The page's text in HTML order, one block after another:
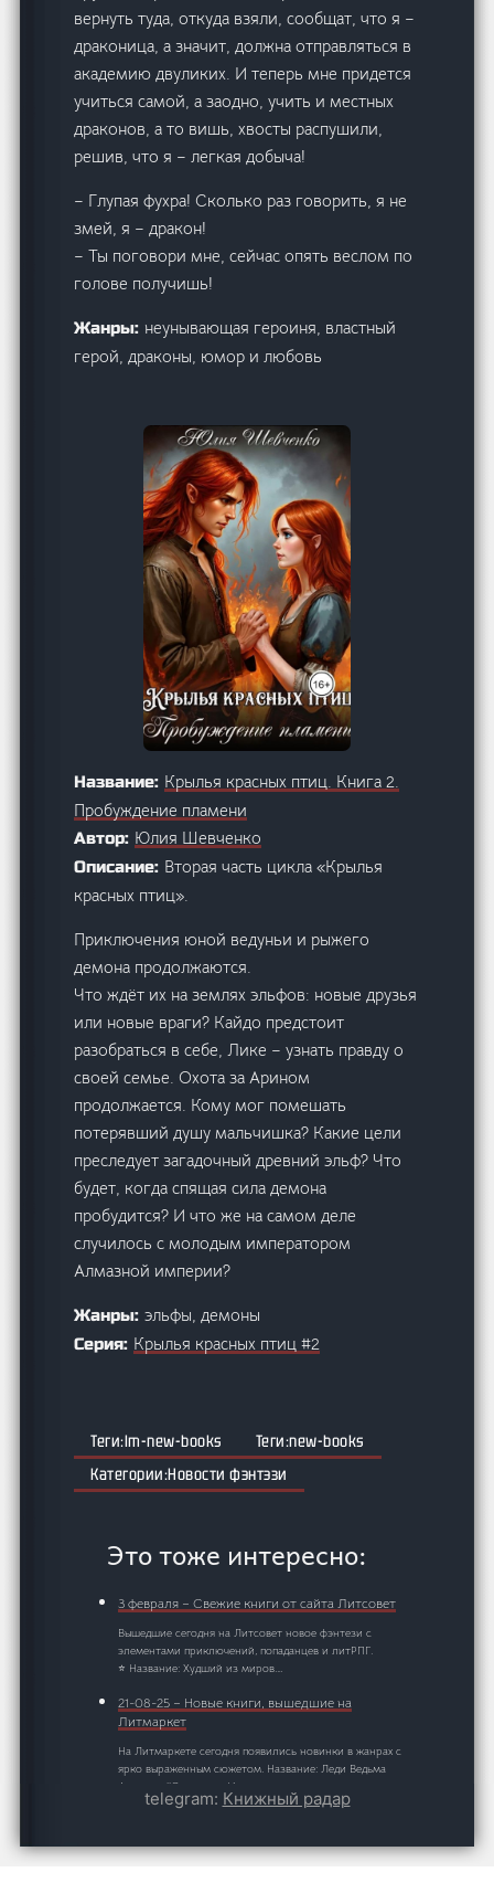
вернуть туда, откуда взяли, сообщат, что я –
драконица, а значит, должна отправляться в
академию двуликих. И теперь мне придется
учиться самой, а заодно, учить и местных
драконов, а то вишь, хвосты распушили,
решив, что я – легкая добыча!
– Глупая фухра! Сколько раз говорить, я не
змей, я – дракон!
– Ты поговори мне, сейчас опять веслом по
голове получишь!
Жанры:неунывающая героиня, властный
герой, драконы, юмор и любовь
Название: Крылья красных птиц. Книга 2.
Пробуждение пламени
Автор: Юлия Шевченко
Описание: Вторая часть цикла «Крылья
красных птиц».
Приключения юной ведуньи и рыжего
демона продолжаются.
Что ждёт их на землях эльфов: новые друзья
или новые враги? Кайдо предстоит
разобраться в себе, Лике – узнать правду о
своей семье. Охота за Арином
продолжается. Кому мог помешать
потерявший душу мальчишка? Какие цели
преследует загадочный древний эльф? Что
будет, когда спящая сила демона
пробудится? И что же на самом деле
случилось с молодым императором
Алмазной империи?
Жанры:эльфы, демоны
Серия: Крылья красных птиц #2
lm-new-books
new-books
Новости фэнтэзи
Это тоже интересно:
3 февраля – Свежие книги от сайта Литсовет
Вышедшие сегодня на Литсовет новое фэнтези с
элементами приключений, попаданцев и литРПГ.
⭐ Название: Худший из миров.…
21-08-25 – Новые книги, вышедшие на
Литмаркет
На Литмаркете сегодня появились новинки в жанрах с
ярко выраженным сюжетом. Название: Леди Ведьма
Автор: nullОписание: Изменил парень,…
telegram: Книжный радар